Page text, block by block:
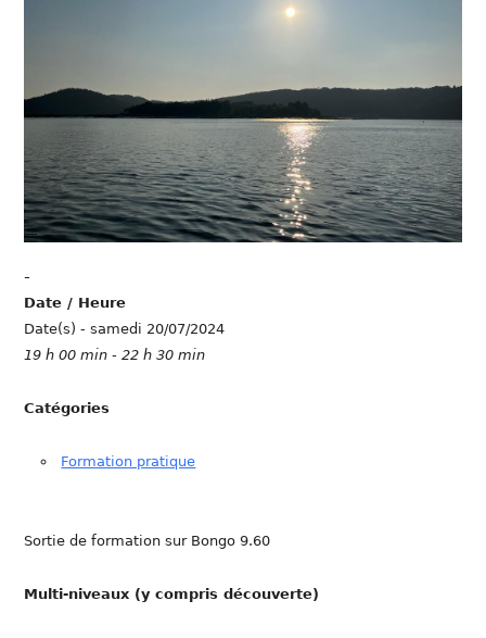
-
Date / Heure
Date(s) - samedi 20/07/2024
19 h 00 min - 22 h 30 min
Catégories
Formation pratique
Sortie de formation sur Bongo 9.60
Multi-niveaux (y compris découverte)